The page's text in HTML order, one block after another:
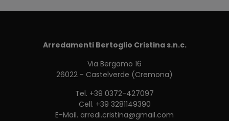
Arredamenti Bertoglio Cristina s.n.c.
Via Bergamo 16
26022 - Castelverde (Cremona)
Tel. +39 0372-427097
Cell. +39 3281149390
E-Mail. arredi.cristina@gmail.com